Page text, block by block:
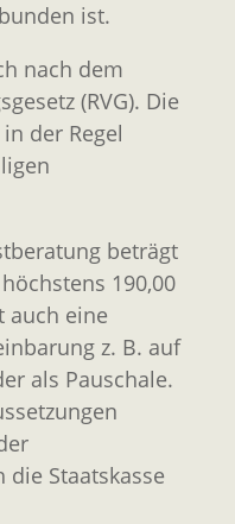
ist.
nach dem
(RVG). Die
der Regel
beträgt
190,00
auch eine
z. B. auf
als Pauschale.
Staatskasse